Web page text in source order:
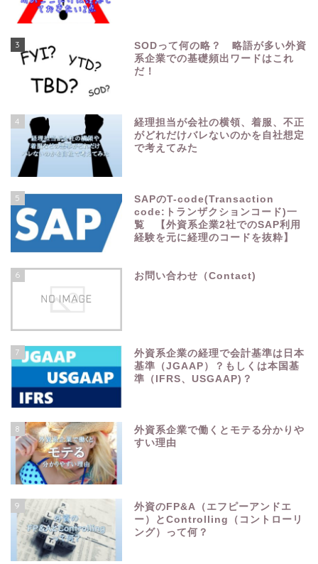
3
SODって何の略？ 略語が多い外資
系企業での基礎頻出ワードはこれ
だ！
4
経理担当が会社の横領、着服、不正
がどれだけバレないのかを自社想定
で考えてみた
5
SAPのT-code(Transaction
code:トランザクションコード)一
覧 【外資系企業2社でのSAP利用
経験を元に経理のコードを抜粋】
6 お問い合わせ（Contact)
7
外資系企業の経理で会計基準は日本
基準（JGAAP）？もしくは本国基
準（IFRS、USGAAP)？
8
外資系企業で働くとモテる分かりや
すい理由
9
外資のFP&A（エフピーアンドエ
ー）とControlling（コントローリ
ング）って何？